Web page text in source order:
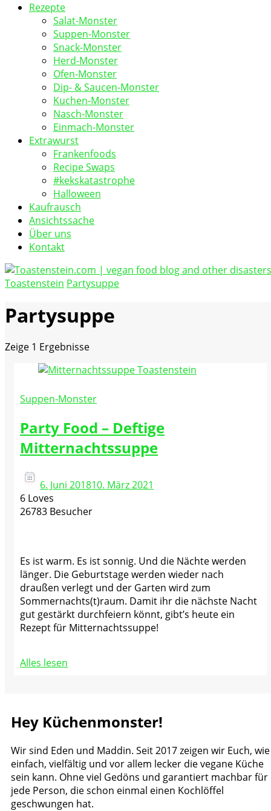
Rezepte
Salat-Monster
Suppen-Monster
Snack-Monster
Herd-Monster
Ofen-Monster
Dip- & Saucen-Monster
Kuchen-Monster
Nasch-Monster
Einmach-Monster
Extrawurst
Frankenfoods
Recipe Swaps
#kekskatastrophe
Halloween
Kaufrausch
Ansichtssache
Über uns
Kontakt
Toastenstein.com
Toastenstein Partysuppe
Partysuppe
Zeige 1 Ergebnisse
Suppen-Monster
Party Food – Deftige
Mitternachtssuppe
6. Juni 201810. März 2021
6 Loves
26783 Besucher
Es ist warm. Es ist sonnig. Und die Nächte werden
länger. Die Geburtstage werden wieder nach
draußen verlegt und der Garten wird zum
Sommernachts(t)raum. Damit ihr die nächste Nacht
gut gestärkt durchfeiern könnt, gibt’s heute ein
Rezept für Mitternachtssuppe!
Alles lesen
Hey Küchenmonster!
Wir sind Eden und Maddin. Seit 2017 zeigen wir Euch, wie
einfach, vielfältig und vor allem lecker die vegane Küche
sein kann. Ohne viel Gedöns und garantiert machbar für
jede Person, die schon einmal einen Kochlöffel
geschwungen hat.